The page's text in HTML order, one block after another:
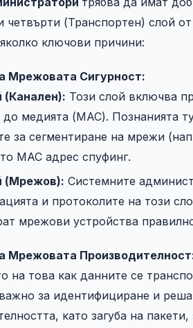
(Транспортен) слой от
ключови причини:
Мрежовата Сигурност:
(Канален): Този слой включва
медията (MAC). Познанията
за сегментиране на мрежи
MAC адрес спуфинг.
(Мрежов): Системните
и протоколите на този
мрежови устройства
Мрежовата
на това как данните се
за идентифициране и
като загуба на